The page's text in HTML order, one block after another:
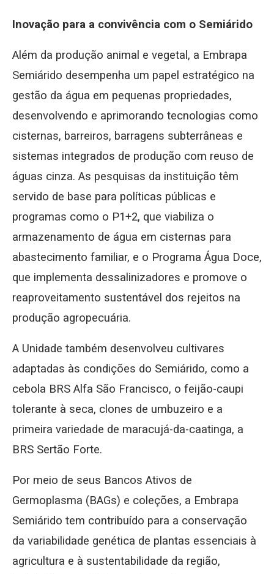
Inovação para a convivência com o Semiárido
Além da produção animal e vegetal, a Embrapa
Semiárido desempenha um papel estratégico na
gestão da água em pequenas propriedades,
desenvolvendo e aprimorando tecnologias como
cisternas, barreiros, barragens subterrâneas e
sistemas integrados de produção com reuso de
águas cinza. As pesquisas da instituição têm
servido de base para políticas públicas e
programas como o P1+2, que viabiliza o
armazenamento de água em cisternas para
abastecimento familiar, e o Programa Água Doce,
que implementa dessalinizadores e promove o
reaproveitamento sustentável dos rejeitos na
produção agropecuária.
A Unidade também desenvolveu cultivares
adaptadas às condições do Semiárido, como a
cebola BRS Alfa São Francisco, o feijão-caupi
tolerante à seca, clones de umbuzeiro e a
primeira variedade de maracujá-da-caatinga, a
BRS Sertão Forte.
Por meio de seus Bancos Ativos de
Germoplasma (BAGs) e coleções, a Embrapa
Semiárido tem contribuído para a conservação
da variabilidade genética de plantas essenciais à
agricultura e à sustentabilidade da região,